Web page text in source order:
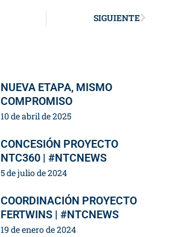
SIGUIENTE
NUEVA ETAPA, MISMO
COMPROMISO
10 de abril de 2025
CONCESIÓN PROYECTO
NTC360 | #NTCNEWS
5 de julio de 2024
COORDINACIÓN PROYECTO
FERTWINS | #NTCNEWS
19 de enero de 2024